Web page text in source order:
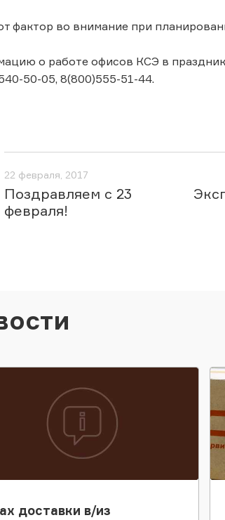
фактор во внимание при
о работе офисов КСЭ в
50-05, 8(800)555-51-44.
22 февраля, 2017
Поздравляем с 23
февраля!
доставки в/из